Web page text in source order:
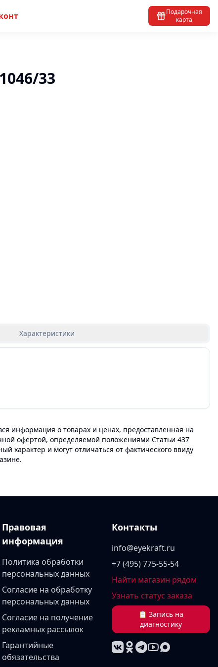
Подарочная
карта
33
Характеристики
информация о товарах и ценах, предоставленная на
офертой, определяемой положениями Статьи 437
характер и могут отличаться от фактического ввиду
Правовая
информация
Политика обработки
персональных данных
Согласие на обработку
персональных данных
Согласие на получение
рекламных рассылок
Гарантийные
обязательства
Контакты
info@eyekraft.ru
+7 (495) 775-55-54
Найти магазин рядом
Узнать статус заказа
📋 Запись на
диагностику